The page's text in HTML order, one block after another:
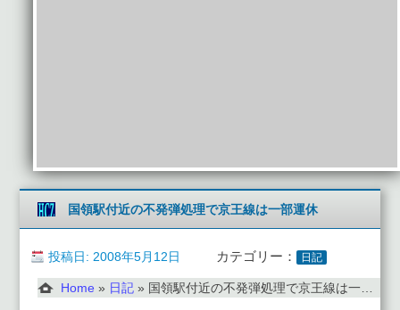
国領駅付近の不発弾処理で京王線は一部運休
投稿日: 2008年5月12日 カテゴリー： 日記
Home » 日記 » 国領駅付近の不発弾処理で京王線は一部運休